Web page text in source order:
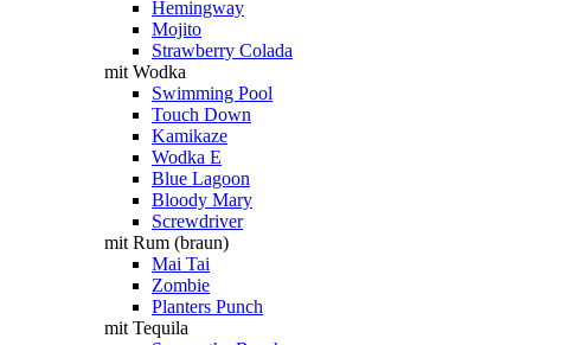
Hemingway
Mojito
Strawberry Colada
mit Wodka
Swimming Pool
Touch Down
Kamikaze
Wodka E
Blue Lagoon
Bloody Mary
Screwdriver
mit Rum (braun)
Mai Tai
Zombie
Planters Punch
mit Tequila